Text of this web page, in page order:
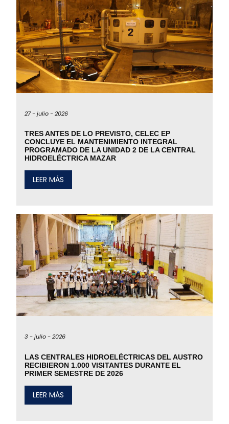
27 -julio -2026
TRES ANTES DE LO PREVISTO, CELEC EP
CONCLUYE EL MANTENIMIENTO INTEGRAL
PROGRAMADO DE LA UNIDAD 2 DE LA CENTRAL
HIDROELÉCTRICA MAZAR
LEER MÁS
3 -julio -2026
LAS CENTRALES HIDROELÉCTRICAS DEL AUSTRO
RECIBIERON 1.000 VISITANTES DURANTE EL
PRIMER SEMESTRE DE 2026
LEER MÁS